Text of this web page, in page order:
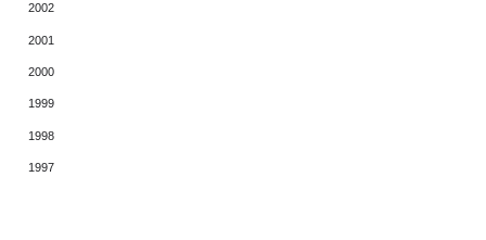
2002
2001
2000
1999
1998
1997